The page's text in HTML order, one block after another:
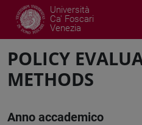
Università
Ca' Foscari
Venezia
POLICY
METHODS
Anno accademico